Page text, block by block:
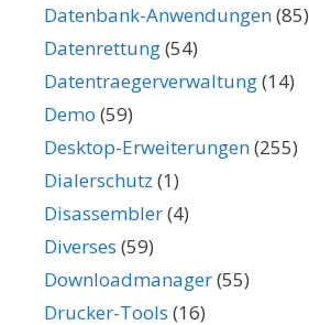
Datenbank-Anwendungen(85)
Datenrettung(54)
Datentraegerverwaltung(14)
Demo (59)
Desktop-Erweiterungen(255)
Dialerschutz (1)
Disassembler(4)
Diverses (59)
Downloadmanager(55)
Drucker-Tools (16)